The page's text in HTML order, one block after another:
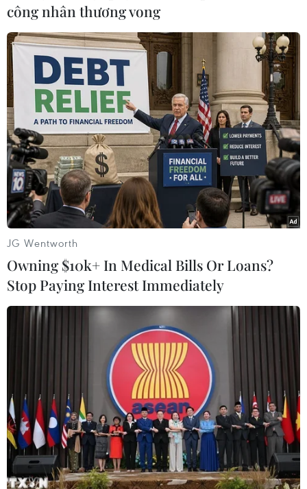
#Sudan
#nhà riêng của đại sứ jordan
#Đại sứ Saed Radaideh
#Đại sứ quán Jordan tại Sudan
Jordan
Sudan
Theo dõi VietnamPlus
TIN LIÊN QUAN
công nhân thương vong
JG Wentworth
Owning $10k+ In Medical Bills Or Loans?
Stop Paying Interest Immediately